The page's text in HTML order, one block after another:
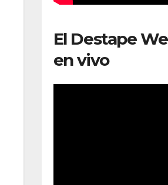
El Destape
en vivo